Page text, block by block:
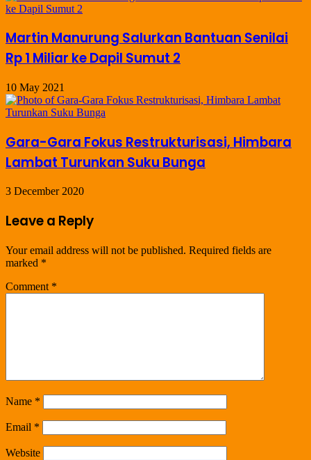
Martin Manurung Salurkan Bantuan Senilai
Rp 1 Miliar ke Dapil Sumut 2
10 May 2021
Gara-Gara Fokus Restrukturisasi, Himbara
Lambat Turunkan Suku Bunga
3 December 2020
Leave a Reply
Your email address will not be published. Required fields are
marked *
Comment *
Name *
Email *
Website